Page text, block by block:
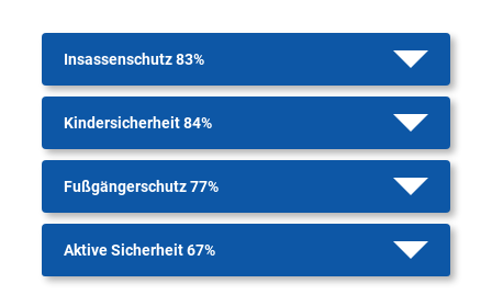
Insassenschutz 83%
Kindersicherheit 84%
Fußgängerschutz 77%
Aktive Sicherheit 67%